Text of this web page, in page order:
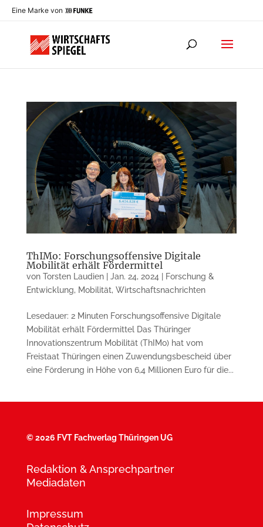
Eine Marke von
ThIMo: Forschungsoffensive Digitale
Mobilität erhält Fördermittel
von Torsten Laudien| Jan. 24, 2024
Forschung &
Entwicklung, Mobilität, Wirtschaftsnachrichten
Lesedauer: 2 Minuten Forschungsoffensive Digitale
Mobilität erhält Fördermittel Das Thüringer
Innovationszentrum Mobilität (ThIMo) hat vom
Freistaat Thüringen einen Zuwendungsbescheid über
eine Förderung in Höhe von 6,4 Millionen Euro für die...
©2026 FVT Fachverlag Thüringen UG
Redaktion & Ansprechpartner
Mediadaten
Impressum